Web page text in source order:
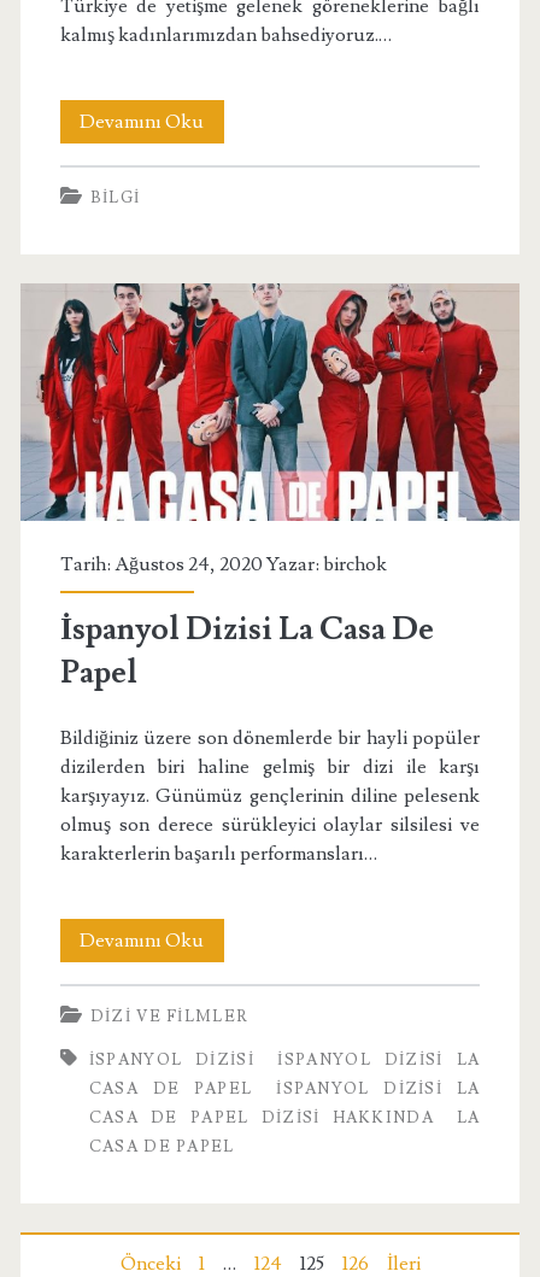
Türkiye de yetişme gelenek göreneklerine bağlı
kalmış kadınlarımızdan bahsediyoruz.…
Devamını OkuTürkiye’de
Kadınlık
BILGI
Tarih: Ağustos 24, 2020 Yazar: birchok
İspanyol Dizisi La Casa De
Papel
Bildiğiniz üzere son dönemlerde bir hayli popüler
dizilerden biri haline gelmiş bir dizi ile karşı
karşıyayız. Günümüz gençlerinin diline pelesenk
olmuş son derece sürükleyici olaylar silsilesi ve
karakterlerin başarılı performansları…
Devamını Oku
Dizisi
La
Casa
De
Papel
DIZI VE FILMLER
İSPANYOL DIZISI
İSPANYOL DIZISI LA
CASA DE PAPEL
İSPANYOL DIZISI LA
CASA DE PAPEL DIZISI HAKKINDA
LA
CASA DE PAPEL
Önceki 1 … 124 125 126 İleri